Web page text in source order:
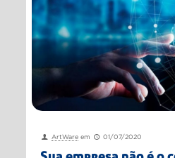
ArtWare em 01/07/2020